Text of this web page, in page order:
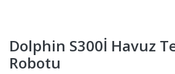
Dolphin S300İ Havuz
Robotu